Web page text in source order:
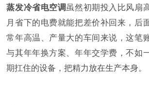
蒸发冷省电空调虽然初期投入比风扇
月省下的电费就能把差价补回来，后
常年高温、产量大的车间来说，这笔
与其年年换方案、年年交学费，不如
期扛住的设备，把精力放在生产本身。